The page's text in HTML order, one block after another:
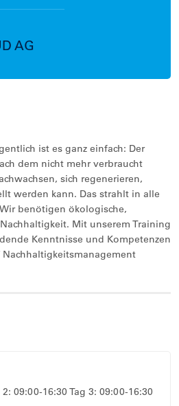
AG
ist es ganz einfach: Der
dem nicht mehr verbraucht
sich regenerieren,
werden kann. Das strahlt in alle
benötigen ökologische,
Mit unserem Training
Kenntnisse und Kompetenzen
Nachhaltigkeitsmanagement
09:00-16:30 Tag 3: 09:00-16:30